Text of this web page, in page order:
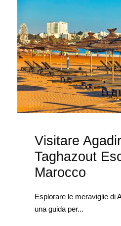
Visitare
Taghazout
Marocco
Esplorare le meraviglie di
una guida per...